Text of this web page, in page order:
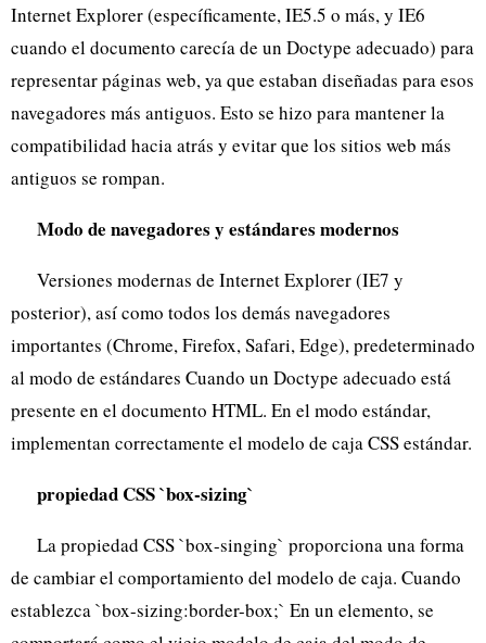
Internet Explorer (específicamente, IE5.5 o más, y IE6
cuando el documento carecía de un Doctype adecuado) para
representar páginas web, ya que estaban diseñadas para esos
navegadores más antiguos. Esto se hizo para mantener la
compatibilidad hacia atrás y evitar que los sitios web más
antiguos se rompan.
Modo de navegadores y estándares modernos
Versiones modernas de Internet Explorer (IE7 y
posterior), así como todos los demás navegadores
importantes (Chrome, Firefox, Safari, Edge), predeterminado
al modo de estándares Cuando un Doctype adecuado está
presente en el documento HTML. En el modo estándar,
implementan correctamente el modelo de caja CSS estándar.
propiedad CSS `box-sizing`
La propiedad CSS `box-singing` proporciona una forma
de cambiar el comportamiento del modelo de caja. Cuando
establezca `box-sizing:border-box;` En un elemento, se